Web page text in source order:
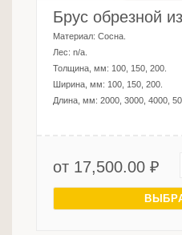
Брус обрезной
Материал: Сосна
Лес: n/a
Толщина, мм: 100, 150, 200
Ширина, мм: 100, 150, 200
Длина, мм: 2000, 3000, 4000,
от 17,500.00 ₽